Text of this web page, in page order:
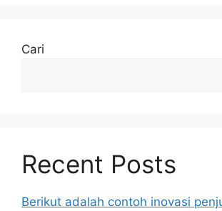
Cari
Recent Posts
Berikut adalah contoh inovasi